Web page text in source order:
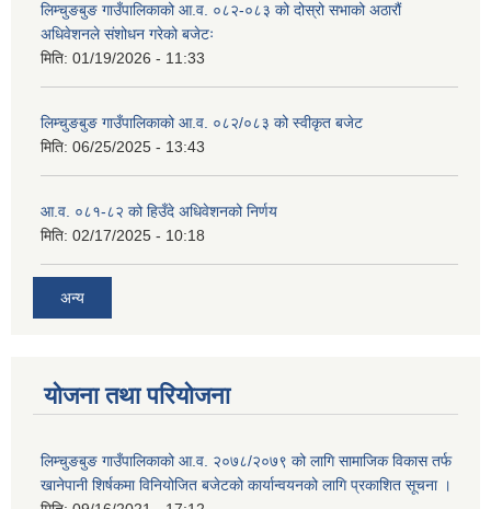
लिम्चुङबुङ गाउँपालिकाको आ.व. ०८२-०८३ को दोस्रो सभाको अठारौं
अधिवेशनले संशोधन गरेको बजेटः
मिति: 01/19/2026 - 11:33
लिम्चुङबुङ गाउँपालिकाको आ.व. ०८२/०८३ को स्वीकृत बजेट
मिति: 06/25/2025 - 13:43
आ.व. ०८१-८२ को हिउँदे अधिवेशनको निर्णय
मिति: 02/17/2025 - 10:18
अन्य
योजना तथा परियोजना
लिम्चुङबुङ गाउँपालिकाको आ.व. २०७८/२०७९ को लागि सामाजिक विकास तर्फ
खानेपानी शिर्षकमा विनियोजित बजेटको कार्यान्वयनको लागि प्रकाशित सूचना ।